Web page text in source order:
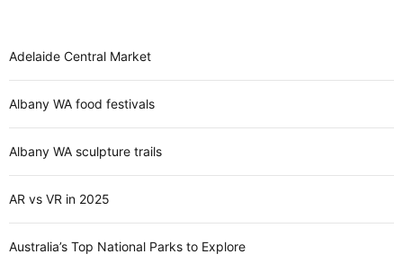
Adelaide Central Market
Albany WA food festivals
Albany WA sculpture trails
AR vs VR in 2025
Australia’s Top National Parks to Explore